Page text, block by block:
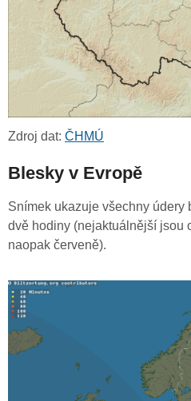
Zdroj dat: ČHMÚ
Blesky v Evropě
Snímek ukazuje všechny údery
dvě hodiny (nejaktuálnější jsou
naopak červeně).